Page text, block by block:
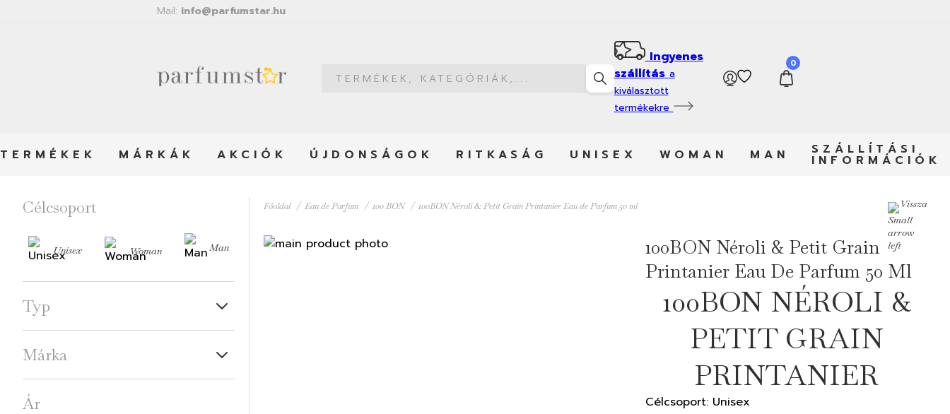
Mail: info@parfumstar.hu
Ingyenes
szállítás a
kiválasztott
termékekre
0
TERMÉKEK MÁRKÁK AKCIÓK ÚJDONSÁGOK RITKASÁG UNISEX WOMAN MAN SZÁLLÍTÁSI
INFORMÁCIÓK
Célcsoport
Unisex Woman Man
Typ
Márka
Ár
Főoldal Eau de Parfum 100 BON 100BON Néroli & Petit Grain Printanier Eau de Parfum 50 ml Vissza
100BON Néroli & Petit Grain
Printanier Eau De Parfum 50 Ml
100BON NÉROLI &
PETIT GRAIN
PRINTANIER
Célcsoport: Unisex